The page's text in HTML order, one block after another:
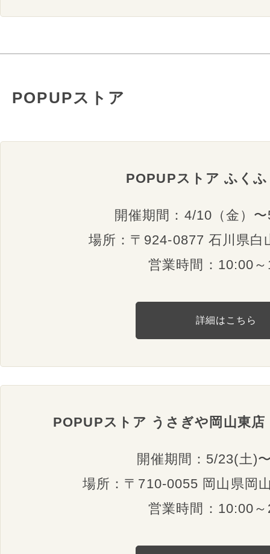
POPUPストア
POPUPストア ふく
開催期間：4/10（金）
場所：〒924-0877 石川県白
営業時間：10:00
詳細はこちら
POPUPストア うさぎや岡山東
開催期間：5/23(土)
場所：〒710-0055 岡山県岡
営業時間：10:00